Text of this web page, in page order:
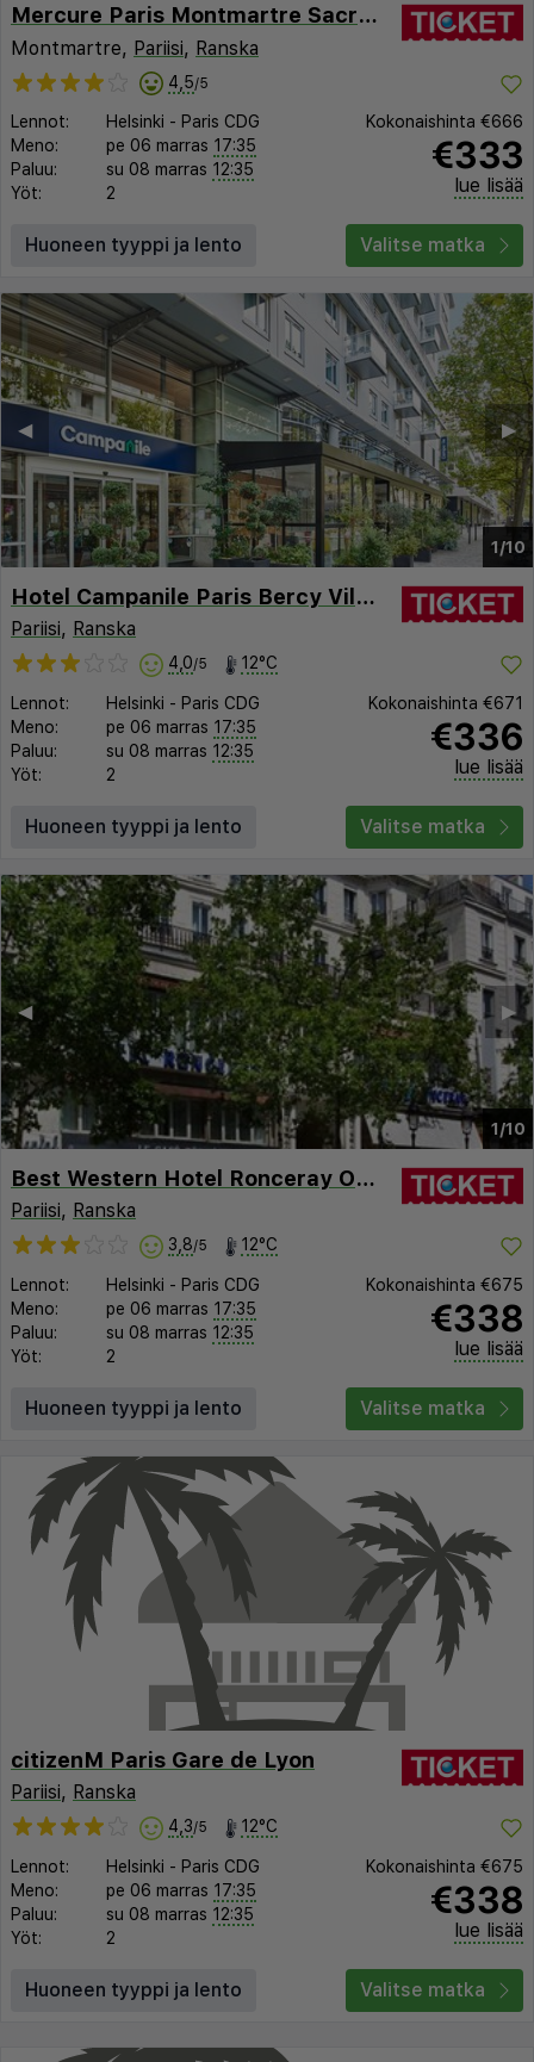
Mercure Paris Montmartre Sacré Coeur
Montmartre, Pariisi, Ranska
4,5/5
Lennot: Helsinki - Paris CDG
Meno:
pe 06 marras 17:35
Paluu:
su 08 marras 12:35
Yöt:
2
Kokonaishinta €666
€333
lue lisää
Huoneen tyyppi ja lento Valitse matka
1/10
▶︎
◀︎
Hotel Campanile Paris Bercy Village
Pariisi, Ranska
4,0/5 12°C
Lennot: Helsinki - Paris CDG
Meno:
pe 06 marras 17:35
Paluu:
su 08 marras 12:35
Yöt:
2
Kokonaishinta €671
€336
lue lisää
Huoneen tyyppi ja lento Valitse matka
1/10
▶︎
◀︎
Best Western Hotel Ronceray Opera
Pariisi, Ranska
3,8/5 12°C
Lennot: Helsinki - Paris CDG
Meno:
pe 06 marras 17:35
Paluu:
su 08 marras 12:35
Yöt:
2
Kokonaishinta €675
€338
lue lisää
Huoneen tyyppi ja lento Valitse matka
citizenM Paris Gare de Lyon
Pariisi, Ranska
4,3/5 12°C
Lennot: Helsinki - Paris CDG
Meno:
pe 06 marras 17:35
Paluu:
su 08 marras 12:35
Yöt:
2
Kokonaishinta €675
€338
lue lisää
Huoneen tyyppi ja lento Valitse matka